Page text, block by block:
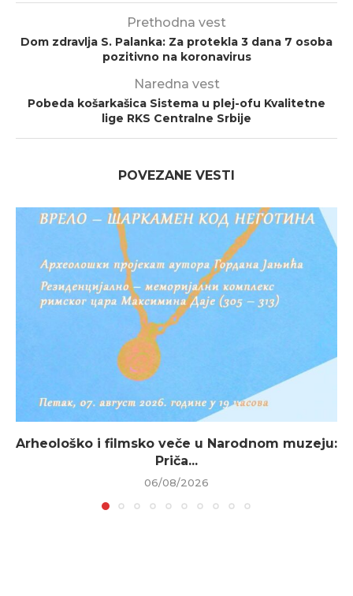
Prethodna vest
Dom zdravlja S. Palanka: Za protekla 3 dana 7 osoba
pozitivno na koronavirus
Naredna vest
Pobeda košarkašica Sistema u plej-ofu Kvalitetne
lige RKS Centralne Srbije
POVEZANE VESTI
Arheološko i filmsko veče u Narodnom muzeju:
Priča...
06/08/2026